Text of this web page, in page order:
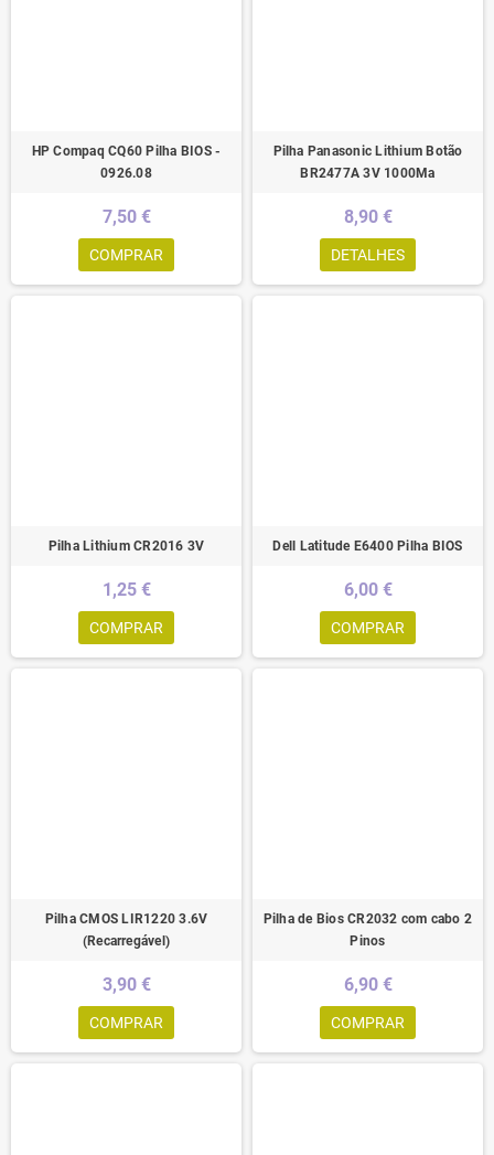
HP Compaq CQ60 Pilha BIOS -
0926.08
7,50 €
COMPRAR
Pilha Panasonic Lithium Botão
BR2477A 3V 1000Ma
8,90 €
DETALHES
Pilha Lithium CR2016 3V
1,25 €
COMPRAR
Dell Latitude E6400 Pilha BIOS
6,00 €
COMPRAR
Pilha CMOS LIR1220 3.6V
(Recarregável)
3,90 €
COMPRAR
Pilha de Bios CR2032 com cabo 2
Pinos
6,90 €
COMPRAR